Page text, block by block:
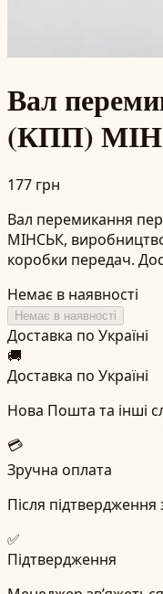
Вал
(КПП)
177 грн
Вал перемикання
МІНСЬК,
коробки передач.
Немає в наявності
Немає в наявності
Доставка по Україні
🚚
Доставка по Україні
Нова Пошта та інші
💳
Зручна оплата
Після
✅
Підтвердження